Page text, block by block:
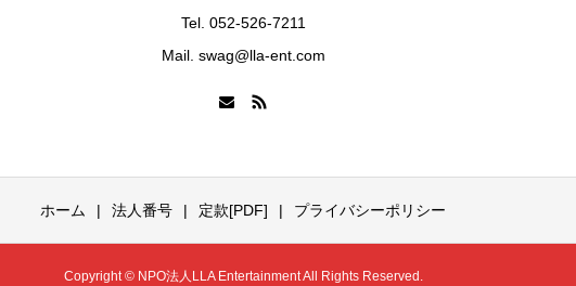
Tel. 052-526-7211
Mail. swag@lla-ent.com
ホーム 法人番号 定款[PDF] プライバシーポリシー
Copyright © NPO法人LLA Entertainment All Rights Reserved.